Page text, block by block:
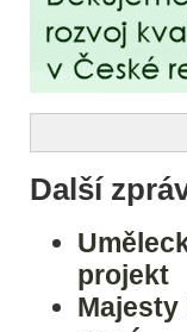
Další
projekt